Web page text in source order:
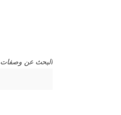
البحث عن وصفات